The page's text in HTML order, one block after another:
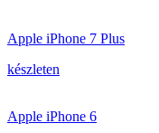
Apple iPhone 7 Plus
készleten
Apple iPhone 6